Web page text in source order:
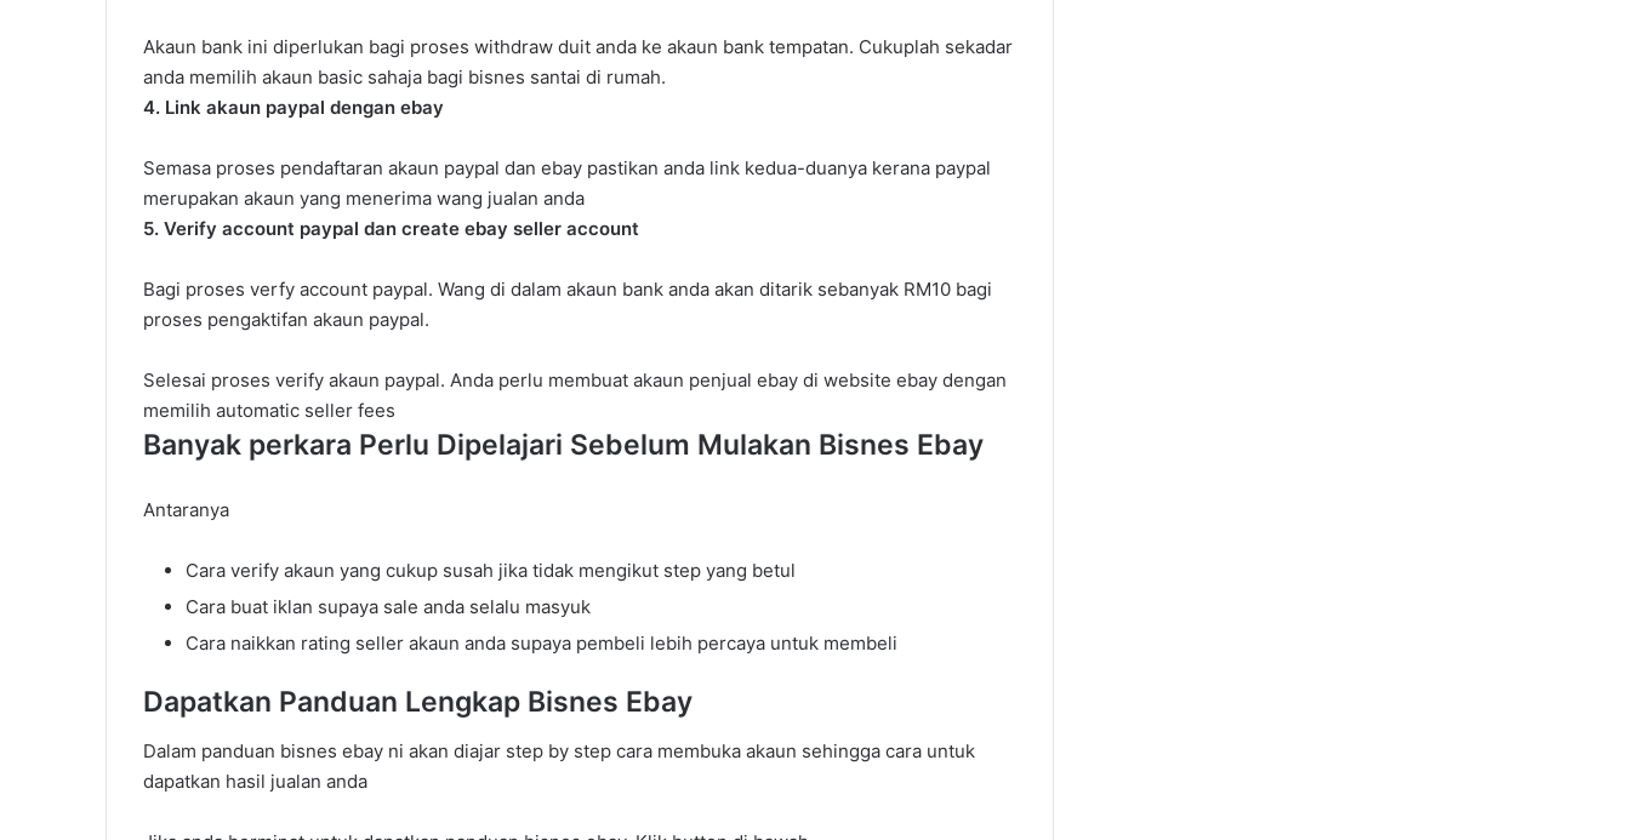
Akaun bank ini diperlukan bagi proses withdraw duit anda ke akaun bank tempatan. Cukuplah sekadar
anda memilih akaun basic sahaja bagi bisnes santai di rumah.
4. Link akaun paypal dengan ebay
Semasa proses pendaftaran akaun paypal dan ebay pastikan anda link kedua-duanya kerana paypal
merupakan akaun yang menerima wang jualan anda
5. Verify account paypal dan create ebay seller account
Bagi proses verfy account paypal. Wang di dalam akaun bank anda akan ditarik sebanyak RM10 bagi
proses pengaktifan akaun paypal.
Selesai proses verify akaun paypal. Anda perlu membuat akaun penjual ebay di website ebay dengan
memilih automatic seller fees
Banyak perkara Perlu Dipelajari Sebelum Mulakan Bisnes Ebay
Antaranya
Cara verify akaun yang cukup susah jika tidak mengikut step yang betul
Cara buat iklan supaya sale anda selalu masyuk
Cara naikkan rating seller akaun anda supaya pembeli lebih percaya untuk membeli
Dapatkan Panduan Lengkap Bisnes Ebay
Dalam panduan bisnes ebay ni akan diajar step by step cara membuka akaun sehingga cara untuk
dapatkan hasil jualan anda